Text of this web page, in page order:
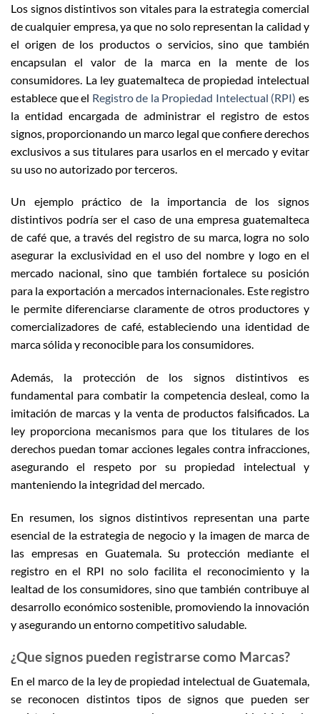
Los signos distintivos son vitales para la estrategia comercial
de cualquier empresa, ya que no solo representan la calidad y
el origen de los productos o servicios, sino que también
encapsulan el valor de la marca en la mente de los
consumidores. La ley guatemalteca de propiedad intelectual
establece que el Registro de la Propiedad Intelectual (RPI) es
la entidad encargada de administrar el registro de estos
signos, proporcionando un marco legal que confiere derechos
exclusivos a sus titulares para usarlos en el mercado y evitar
su uso no autorizado por terceros.
Un ejemplo práctico de la importancia de los signos
distintivos podría ser el caso de una empresa guatemalteca
de café que, a través del registro de su marca, logra no solo
asegurar la exclusividad en el uso del nombre y logo en el
mercado nacional, sino que también fortalece su posición
para la exportación a mercados internacionales. Este registro
le permite diferenciarse claramente de otros productores y
comercializadores de café, estableciendo una identidad de
marca sólida y reconocible para los consumidores.
Además, la protección de los signos distintivos es
fundamental para combatir la competencia desleal, como la
imitación de marcas y la venta de productos falsificados. La
ley proporciona mecanismos para que los titulares de los
derechos puedan tomar acciones legales contra infracciones,
asegurando el respeto por su propiedad intelectual y
manteniendo la integridad del mercado.
En resumen, los signos distintivos representan una parte
esencial de la estrategia de negocio y la imagen de marca de
las empresas en Guatemala. Su protección mediante el
registro en el RPI no solo facilita el reconocimiento y la
lealtad de los consumidores, sino que también contribuye al
desarrollo económico sostenible, promoviendo la innovación
y asegurando un entorno competitivo saludable.
¿Que signos pueden registrarse como Marcas?
En el marco de la ley de propiedad intelectual de Guatemala,
se reconocen distintos tipos de signos que pueden ser